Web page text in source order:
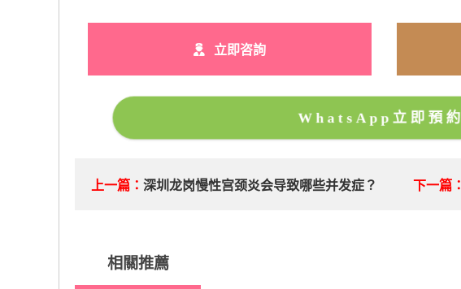
立即咨詢
WhatsApp立即預約
上一篇：深圳龙岗慢性宫颈炎会导致哪些并发症？ 下一篇：
相關推薦